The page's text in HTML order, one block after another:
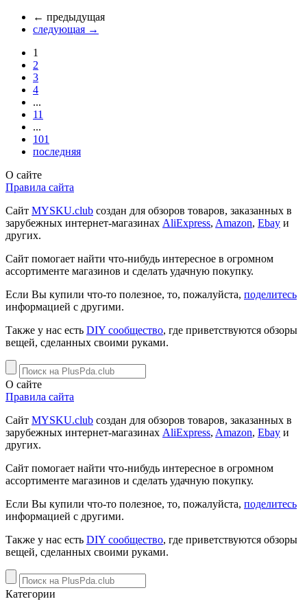
← предыдущая
следующая →
1
2
3
4
...
11
...
101
последняя
О сайте
Правила сайта
Сайт MYSKU.club cоздан для обзоров товаров, заказанных в
зарубежных интернет-магазинах AliExpress, Amazon, Ebay и
других.
Сайт помогает найти что-нибудь интересное в огромном
ассортименте магазинов и сделать удачную покупку.
Если Вы купили что-то полезное, то, пожалуйста, поделитесь
информацией с другими.
Также у нас есть DIY сообщество, где приветствуются обзоры
вещей, сделанных своими руками.
О сайте
Правила сайта
Сайт MYSKU.club cоздан для обзоров товаров, заказанных в
зарубежных интернет-магазинах AliExpress, Amazon, Ebay и
других.
Сайт помогает найти что-нибудь интересное в огромном
ассортименте магазинов и сделать удачную покупку.
Если Вы купили что-то полезное, то, пожалуйста, поделитесь
информацией с другими.
Также у нас есть DIY сообщество, где приветствуются обзоры
вещей, сделанных своими руками.
Категории